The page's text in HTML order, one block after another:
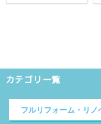
カテゴリ一覧
フルリフォーム・リノ